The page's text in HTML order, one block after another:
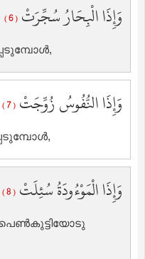
وَإِذَا الْبِحَارُ سُجِّرَتْ ( 6 )
وَإِذَا النُّفُوسُ زُوِّجَتْ ( 7 )
وَإِذَا الْمَوْءُودَةُ سُئِلَتْ ( 8 )
പെണ്‍കുട്ടിയോടു